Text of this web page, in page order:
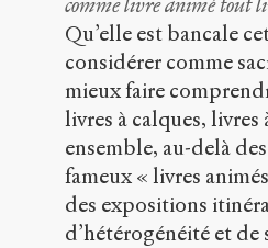
comme livre animé tout
Qu’elle est bancale
considérer comme
mieux faire
livres à calques,
ensemble, au-delà
fameux « livres
des expositions
d’hétérogénéité et